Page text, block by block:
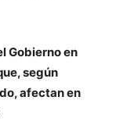
Gobierno en
según
afectan en